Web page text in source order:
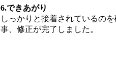
6.できあがり
しっかりと接着されているの
事、修正が完了しました。